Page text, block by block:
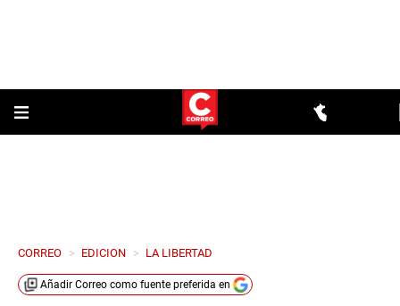
CORREO > EDICION > LA LIBERTAD
Añadir Correo como fuente preferida en